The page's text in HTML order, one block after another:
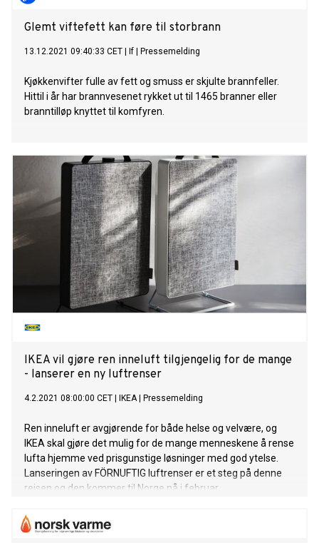
Glemt viftefett kan føre til storbrann
13.12.2021 09:40:33 CET If Pressemelding
Kjøkkenvifter fulle av fett og smuss er skjulte brannfeller.
Hittil i år har brannvesenet rykket ut til 1465 branner eller
branntilløp knyttet til komfyren.
IKEA vil gjøre ren inneluft tilgjengelig for de mange
- lanserer en ny luftrenser
4.2.2021 08:00:00 CET IKEA| Pressemelding
Ren inneluft er avgjørende for både helse og velvære, og
IKEA skal gjøre det mulig for de mange menneskene å rense
lufta hjemme ved prisgunstige løsninger med god ytelse.
Lanseringen av FÖRNUFTIG luftrenser er et steg på denne
reisen og den kommer til Norge nå i februar.